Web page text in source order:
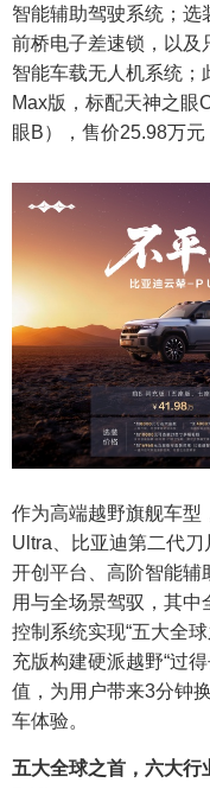
智能辅助驾驶系统；选
前桥电子差速锁，以及
智能车载无人机系统；
Max版，标配天神之眼
眼B），售价25.98万元
作为高端越野旗舰车型
Ultra、比亚迪第二代
开创平台、高阶智能辅
用与全场景驾驭，其
控制系统实现“五大全
充版构建硬派越野“过得
值，为用户带来3分钟
车体验。
五大全球之首，六大行